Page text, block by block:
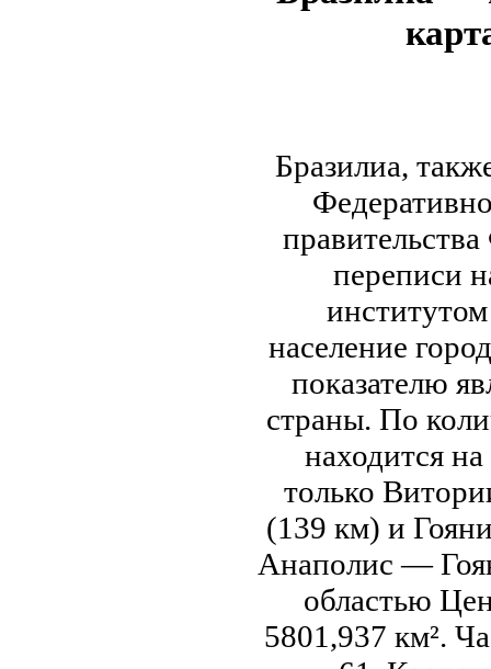
Бразилиа,
переписи
население
показателю
страны. По
находится
только
(139 км) и
Анаполис —
областью
5801,937 км².